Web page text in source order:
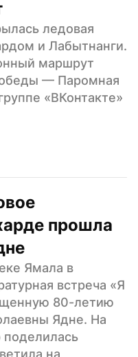
ледовая
и Лабытнанги.
маршрут
— Паромная
«ВКонтакте»
прошла
Ямала в
встреча «Я
80-летию
Ядне. На
поделилась
на